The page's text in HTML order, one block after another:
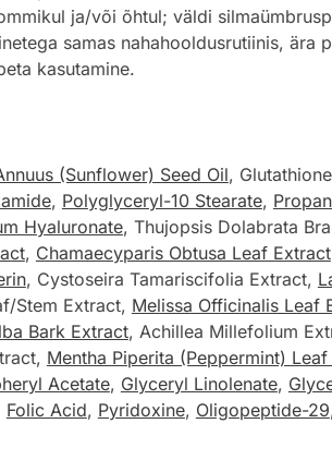
ja/või õhtul; väldi
samas nahahooldusrutiinis, ära
kasutamine.
(Sunflower) Seed Oil,
, Polyglyceryl-10 Stearate,
Hyaluronate, Thujopsis Dolabrata
, Chamaecyparis Obtusa Leaf Extract
, Cystoseira Tamariscifolia Extract,
Stem Extract, Melissa Officinalis Leaf
Bark Extract, Achillea Millefolium
Mentha Piperita (Peppermint)
Acetate, Glyceryl Linolenate,
Folic Acid, Pyridoxine, Oligopeptide-29